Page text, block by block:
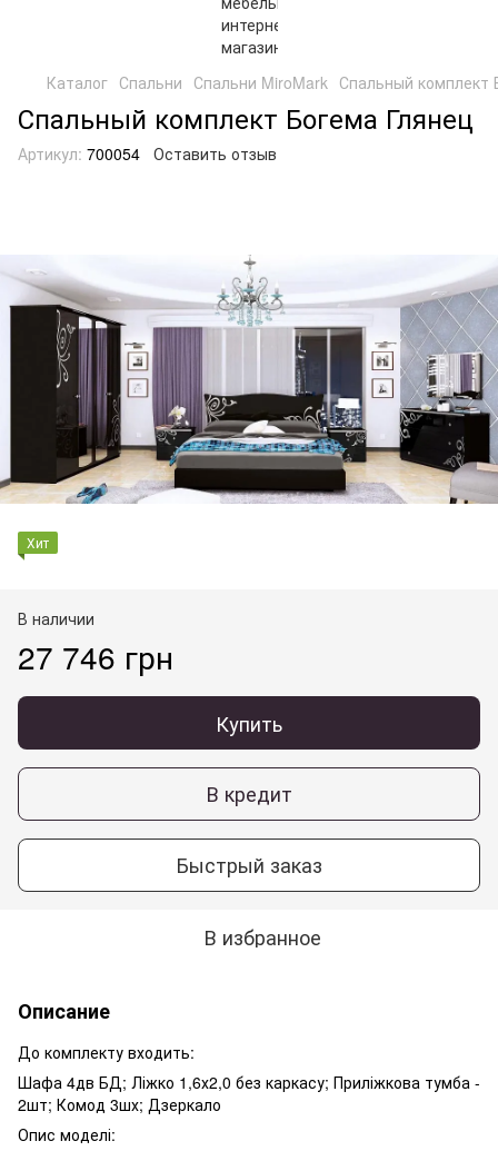
Каталог Спальни Спальни MiroMark Спальный комплект
Спальный комплект Богема Глянец
Артикул: 700054 Оставить отзыв
Хит
В наличии
27 746 грн
Купить
В кредит
Быстрый заказ
В избранное
Описание
До комплекту входить:
Шафа 4дв БД; Ліжко 1,6х2,0 без каркасу; Приліжкова тумба -
2шт; Комод 3шх; Дзеркало
Опис моделі: